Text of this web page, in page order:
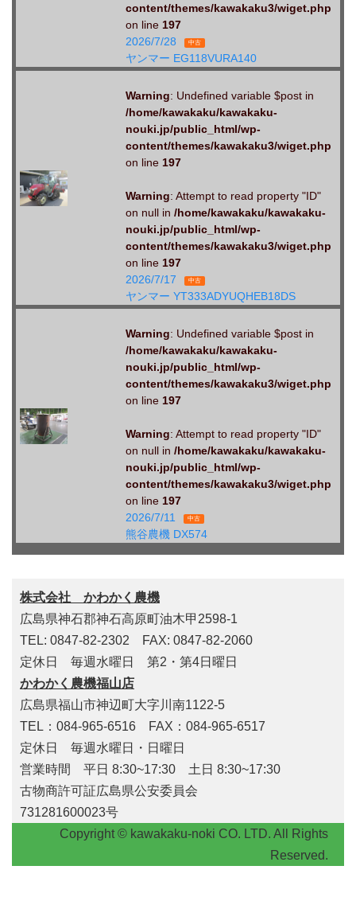
content/themes/kawakaku3/wiget.php
on line 197
2026/7/28
中古
ヤンマー EG118VURA140
Warning: Undefined variable $post in
/home/kawakaku/kawakaku-
nouki.jp/public_html/wp-
content/themes/kawakaku3/wiget.php
on line 197
Warning: Attempt to read property "ID"
on null in /home/kawakaku/kawakaku-
nouki.jp/public_html/wp-
content/themes/kawakaku3/wiget.php
on line 197
2026/7/17
中古
ヤンマー YT333ADYUQHEB18DS
Warning: Undefined variable $post in
/home/kawakaku/kawakaku-
nouki.jp/public_html/wp-
content/themes/kawakaku3/wiget.php
on line 197
Warning: Attempt to read property "ID"
on null in /home/kawakaku/kawakaku-
nouki.jp/public_html/wp-
content/themes/kawakaku3/wiget.php
on line 197
2026/7/11
中古
熊谷農機 DX574
株式会社 かわかく農機
広島県神石郡神石高原町油木甲2598-1
TEL: 0847-82-2302 FAX: 0847-82-2060
定休日 毎週水曜日 第2・第4日曜日
かわかく農機福山店
広島県福山市神辺町大字川南1122-5
TEL：084-965-6516 FAX：084-965-6517
定休日 毎週水曜日・日曜日
営業時間 平日 8:30~17:30 土日 8:30~17:30
古物商許可証広島県公安委員会
731281600023号
Copyright © kawakaku-noki CO. LTD. All Rights
Reserved.